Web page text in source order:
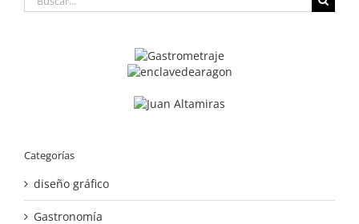
Categorías
diseño gráfico
Gastronomía